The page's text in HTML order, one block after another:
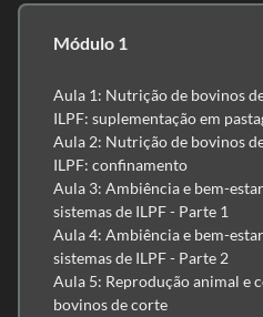
Módulo 1
Aula 1: Nutrição de bovinos
ILPF: suplementação em
Aula 2: Nutrição de bovinos
ILPF: confinamento
Aula 3: Ambiência e bem-
sistemas de ILPF - Parte 1
Aula 4: Ambiência e bem-
sistemas de ILPF - Parte 2
Aula 5: Reprodução animal e
bovinos de corte